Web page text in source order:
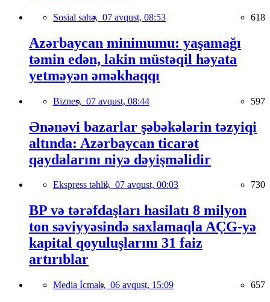
Sosial sahə, 07 avqust, 08:53 618
Azərbaycan minimumu: yaşamağı
təmin edən, lakin müstəqil həyata
yetməyən əməkhaqqı
Biznes, 07 avqust, 08:44 597
Ənənəvi bazarlar şəbəkələrin təzyiqi
altında: Azərbaycan ticarət
qaydalarını niyə dəyişməlidir
Ekspress təhlil, 07 avqust, 00:03 730
BP və tərəfdaşları hasilatı 8 milyon
ton səviyyəsində saxlamaqla AÇG-yə
kapital qoyuluşlarını 31 faiz
artırıblar
Media İcmalı, 06 avqust, 15:09 657